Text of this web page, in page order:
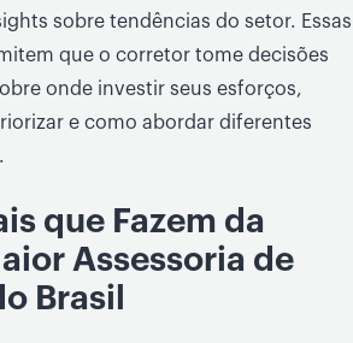
sobre tendências do setor. Essas
que o corretor tome decisões
onde investir seus esforços,
e como abordar diferentes
que Fazem da
Assessoria de
Brasil